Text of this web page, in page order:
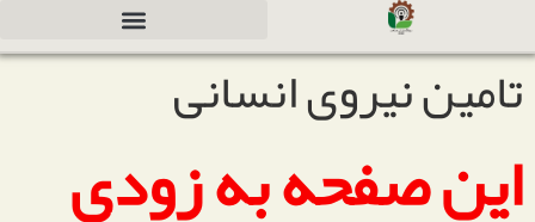
تامین نیروی انسانی
این صفحه به زودی